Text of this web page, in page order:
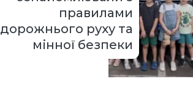
правилами
дорожнього руху та
мінної безпеки